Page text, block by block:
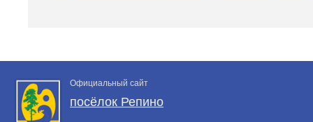
Официальный сайт
посёлок Репино